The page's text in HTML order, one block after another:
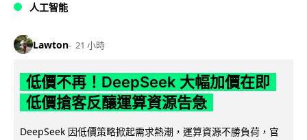
人工智能
Lawton 21 小時
低價不再！DeepSeek 大幅加價在即
低價搶客反釀運算資源告急
DeepSeek 因低價策略掀起需求熱潮，運算資源不勝負荷，官